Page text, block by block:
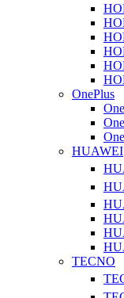
OnePlus
HUAWEI
TECNO